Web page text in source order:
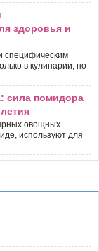
здоровья и
специфическим
в кулинарии, но
сила помидора
овощных
используют для